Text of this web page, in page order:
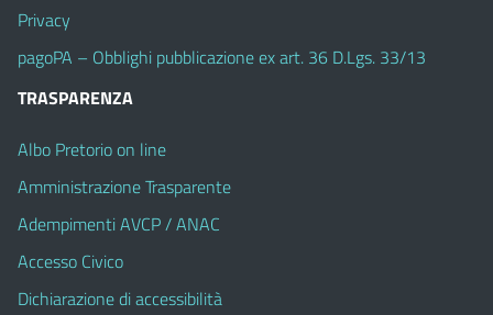
Privacy
pagoPA – Obblighi pubblicazione ex art. 36 D.Lgs. 33/13
TRASPARENZA
Albo Pretorio on line
Amministrazione Trasparente
Adempimenti AVCP / ANAC
Accesso Civico
Dichiarazione di accessibilità